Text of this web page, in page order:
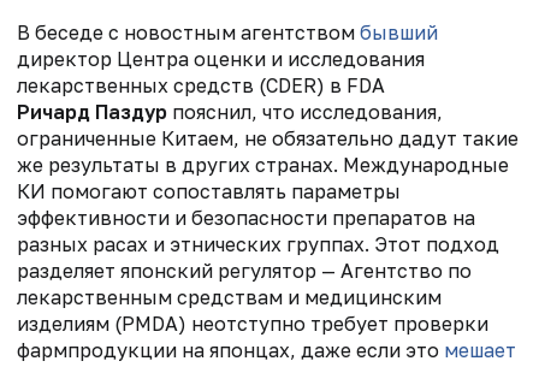
В беседе с новостным агентством бывший
директор Центра оценки и исследования
лекарственных средств (CDER) в FDA
Ричард Паздур пояснил, что исследования,
ограниченные Китаем, не обязательно дадут такие
же результаты в других странах. Международные
КИ помогают сопоставлять параметры
эффективности и безопасности препаратов на
разных расах и этнических группах. Этот подход
разделяет японский регулятор — Агентство по
лекарственным средствам и медицинским
изделиям (PMDA) неотступно требует проверки
фармпродукции на японцах, даже если это мешает